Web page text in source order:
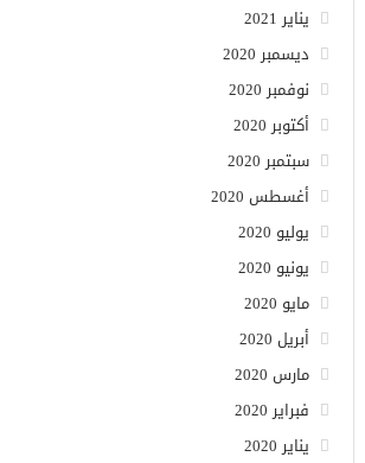
يناير 2021
ديسمبر 2020
نوفمبر 2020
أكتوبر 2020
سبتمبر 2020
أغسطس 2020
يوليو 2020
يونيو 2020
مايو 2020
أبريل 2020
مارس 2020
فبراير 2020
يناير 2020